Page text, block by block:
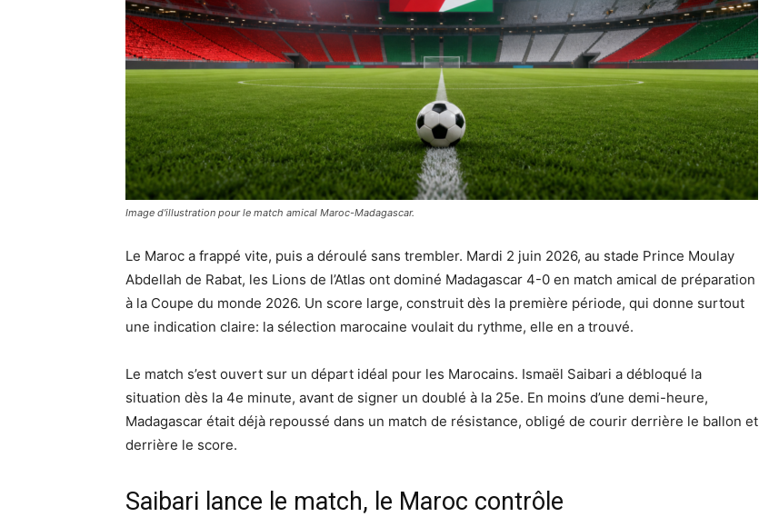
Image d'illustration pour le match amical Maroc-Madagascar.
Le Maroc a frappé vite, puis a déroulé sans trembler. Mardi 2 juin 2026, au stade Prince Moulay
Abdellah de Rabat, les Lions de l’Atlas ont dominé Madagascar 4-0 en match amical de préparation
à la Coupe du monde 2026. Un score large, construit dès la première période, qui donne surtout
une indication claire: la sélection marocaine voulait du rythme, elle en a trouvé.
Le match s’est ouvert sur un départ idéal pour les Marocains. Ismaël Saibari a débloqué la
situation dès la 4e minute, avant de signer un doublé à la 25e. En moins d’une demi-heure,
Madagascar était déjà repoussé dans un match de résistance, obligé de courir derrière le ballon et
derrière le score.
Saibari lance le match, le Maroc contrôle